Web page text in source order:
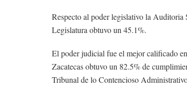
Respecto al poder legislativo la
Legislatura obtuvo un 45.1%.
El poder judicial fue el mejor calificado
Zacatecas obtuvo un 82.5% de
Tribunal de lo Contencioso